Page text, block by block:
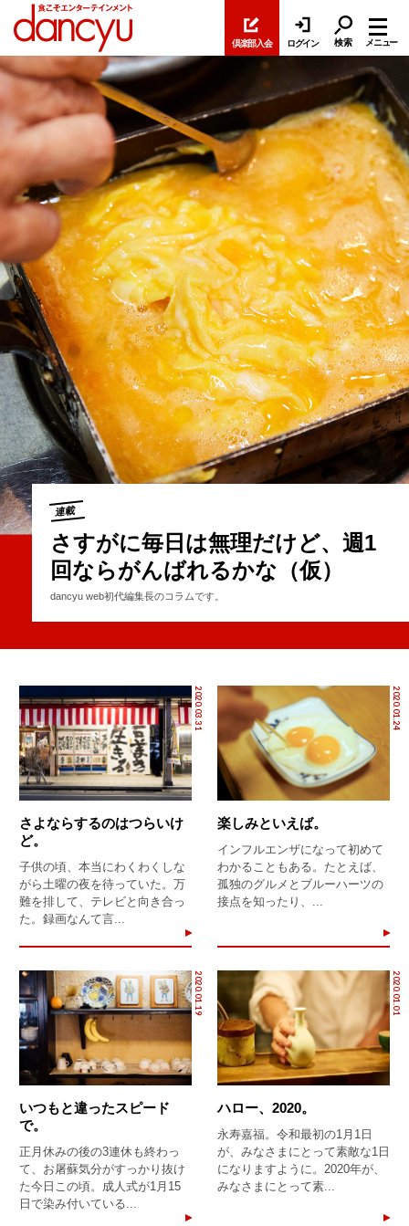
倶楽部入会 ログイン 検索 メニュー
連載
さすがに毎日は無理だけど、週1
回ならがんばれるかな（仮）
dancyu web初代編集長のコラムです。
2020.03.31
さよならするのはつらいけ
ど。
子供の頃、本当にわくわくしな
がら土曜の夜を待っていた。万
難を排して、テレビと向き合っ
た。録画なんて言...
2020.01.24
楽しみといえば。
インフルエンザになって初めて
わかることもある。たとえば、
孤独のグルメとブルーハーツの
接点を知ったり、...
2020.01.19
いつもと違ったスピード
で。
正月休みの後の3連休も終わっ
て、お屠蘇気分がすっかり抜け
た今日この頃。成人式が1月15
日で染み付いている...
2020.01.01
ハロー、2020。
永寿嘉福。令和最初の1月1日
が、みなさまにとって素敵な1日
になりますように。2020年が、
みなさまにとって素...